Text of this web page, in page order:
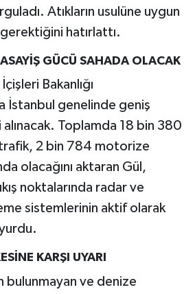
Atıkların usulüne uygun
hatırlattı.
GÜCÜ SAHADA OLACAK
Bakanlığı
İstanbul genelinde geniş
Toplamda 18 bin 380
2 bin 784 motorize
olacağını aktaran Gül,
noktalarında radar ve
sistemlerinin aktif olarak
KARŞI UYARI
bulunmayan ve denize